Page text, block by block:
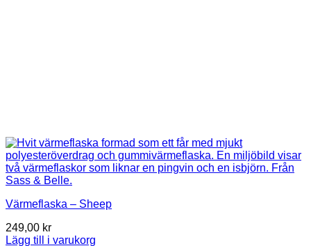
Värmeflaska – Sheep
249,00 kr
Lägg till i varukorg